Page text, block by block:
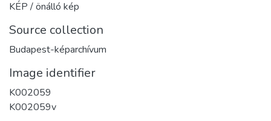
KÉP / önálló kép
Source collection
Budapest-képarchívum
Image identifier
K002059
K002059v